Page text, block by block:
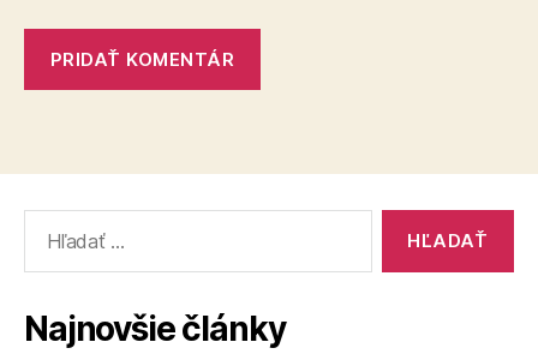
Najnovšie články